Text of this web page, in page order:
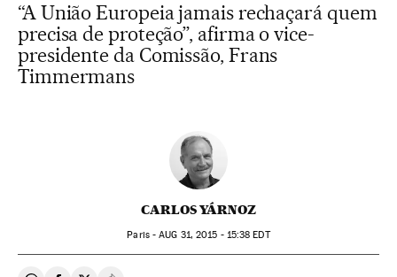
“A União Europeia jamais rechaçará quem
precisa de proteção”, afirma o vice-
presidente da Comissão, Frans
Timmermans
CARLOS YÁRNOZ
Paris -AUG 31, 2015 - 15:38 EDT